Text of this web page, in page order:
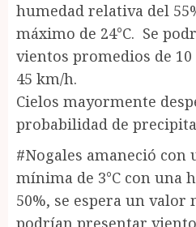
humedad relativa del
máximo de 24°C. Se
vientos promedios de
45 km/h.
Cielos mayormente
probabilidad de
#Nogales amaneció
mínima de 3°C con una
50%, se espera un valor
podrían presentar